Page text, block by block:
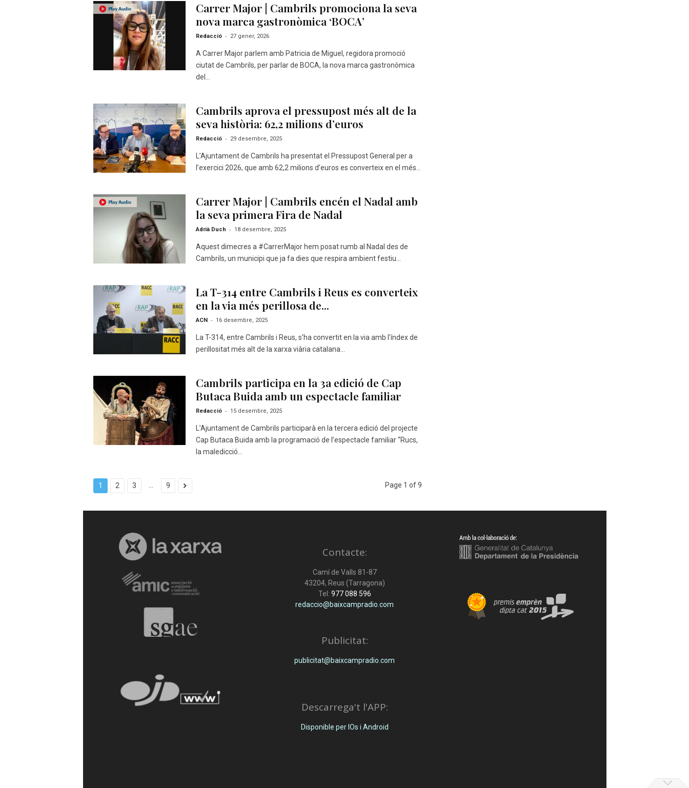
Carrer Major | Cambrils promociona la seva
nova marca gastronòmica ‘BOCA’
Redacció - 27 gener, 2026
A Carrer Major parlem amb Patricia de Miguel, regidora promoció
ciutat de Cambrils, per parlar de BOCA, la nova marca gastronòmica
del...
Cambrils aprova el pressupost més alt de la
seva història: 62,2 milions d’euros
Redacció - 29 desembre, 2025
L’Ajuntament de Cambrils ha presentat el Pressupost General per a
l’exercici 2026, que amb 62,2 milions d’euros es converteix en el més...
Carrer Major | Cambrils encén el Nadal amb
la seva primera Fira de Nadal
Adrià Duch - 18 desembre, 2025
Aquest dimecres a #CarrerMajor hem posat rumb al Nadal des de
Cambrils, un municipi que ja fa dies que respira ambient festiu...
La T-314 entre Cambrils i Reus es converteix
en la via més perillosa de...
ACN - 16 desembre, 2025
La T-314, entre Cambrils i Reus, s'ha convertit en la via amb l'índex de
perillositat més alt de la xarxa viària catalana...
Cambrils participa en la 3a edició de Cap
Butaca Buida amb un espectacle familiar
Redacció - 15 desembre, 2025
L’Ajuntament de Cambrils participarà en la tercera edició del projecte
Cap Butaca Buida amb la programació de l’espectacle familiar “Rucs,
la maledicció...
1 2 3 9 Page 1 of 9
Contacte:
Camí de Valls 81-87
43204, Reus (Tarragona)
Tel: 977 088 596
redaccio@baixcampradio.com
Publicitat:
publicitat@baixcampradio.com
Descarrega't l'APP:
Disponible per IOs i Android